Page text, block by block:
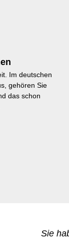
Im deutschen
gehören Sie
das schon
Sie